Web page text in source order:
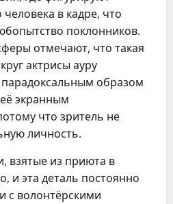
в кадре, что
поклонников.
отмечают, что такая
актрисы ауру
парадоксальным образом
экранным
что зритель не
личность.
взятые из приюта в
и эта деталь постоянно
с волонтёрскими